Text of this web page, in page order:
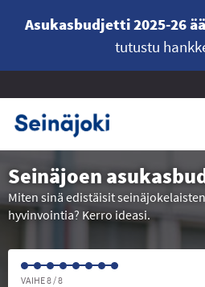
Asukasbudjetti 2025-26
tutustu
Seinäjoen
Miten sinä edistäisit
hyvinvointia? Kerro ideasi.
VAIHE 8 / 8